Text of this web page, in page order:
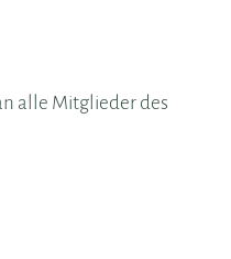
alle Mitglieder des